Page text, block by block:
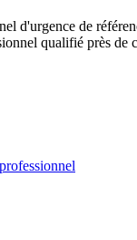
d'urgence de
qualifié près de